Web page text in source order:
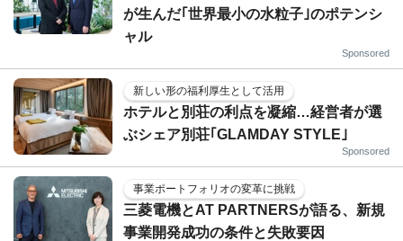
が生んだ｢世界最小の水粒子｣のポテンシ
ャル
Sponsored
新しい形の福利厚生として活用
ホテルと別荘の利点を凝縮…経営者が選
ぶシェア別荘｢GLAMDAY STYLE｣
Sponsored
事業ポートフォリオの変革に挑戦
三菱電機とAT PARTNERSが語る、新規
事業開発成功の条件と失敗要因